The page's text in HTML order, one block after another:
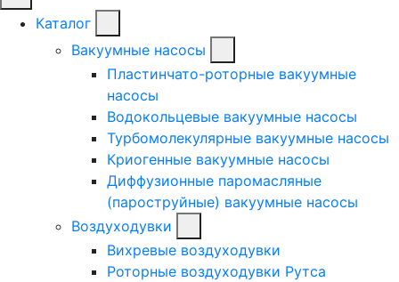
Каталог
Вакуумные насосы
Пластинчато-роторные вакуумные
насосы
Водокольцевые вакуумные насосы
Турбомолекулярные вакуумные насосы
Криогенные вакуумные насосы
Диффузионные паромасляные
(пароструйные) вакуумные насосы
Воздуходувки
Вихревые воздуходувки
Роторные воздуходувки Рутса